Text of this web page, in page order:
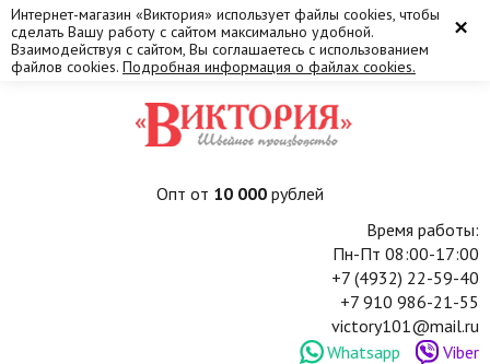
×
Интернет-магазин «Виктория» использует файлы cookies, чтобы
сделать Вашу работу с сайтом максимально удобной.
Взаимодействуя с сайтом, Вы соглашаетесь с использованием
файлов cookies. Подробная информация о файлах cookies.
Опт от 10 000рублей
Время работы:
Пн-Пт 08:00-17:00
+7 (4932) 22-59-40
+7 910 986-21-55
victory101@mail.ru
Whatsapp
Viber